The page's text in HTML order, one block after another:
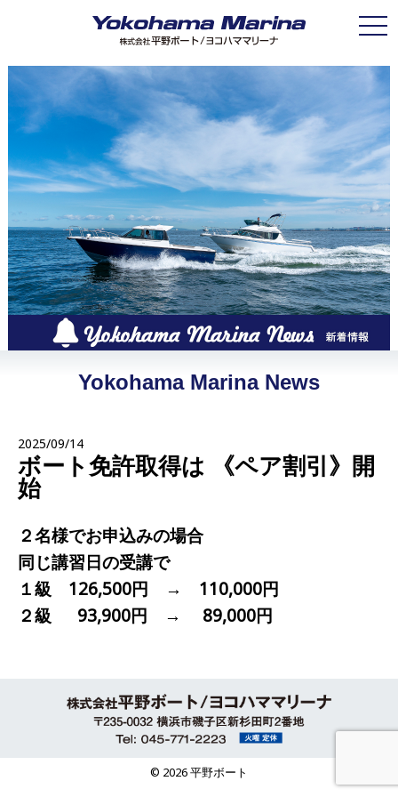
Toggle
Yokohama Marina News
2025/09/14
ボート免許取得は 《ペア割引》開
始
２名様でお申込みの場合
同じ講習日の受講で
１級 126,500円 → 110,000円
２級 93,900円 → 89,000円
© 2026 平野ボート